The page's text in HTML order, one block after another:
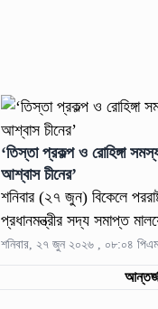
‘তিস্তা প্রকল্প ও রোহিঙ্গা
আশ্বাস চীনের’
শনিবার (২৭ জুন) বিকেলে
প্রধানমন্ত্রীর সদ্য সমাপ্ত
শনিবার, ২৭ জুন ২০২৬ , ০৮:০৪